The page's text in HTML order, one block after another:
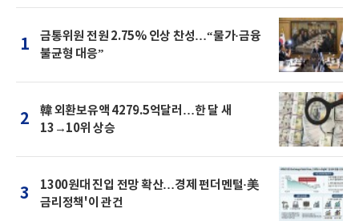
1
금통위원 전원 2.75% 인상 찬성…“물가·금융
불균형 대응”
2
韓 외환보유액 4279.5억달러…한 달 새
13→10위 상승
3
1300원대 진입 전망 확산…경제 펀더멘털·美
금리정책'이 관건